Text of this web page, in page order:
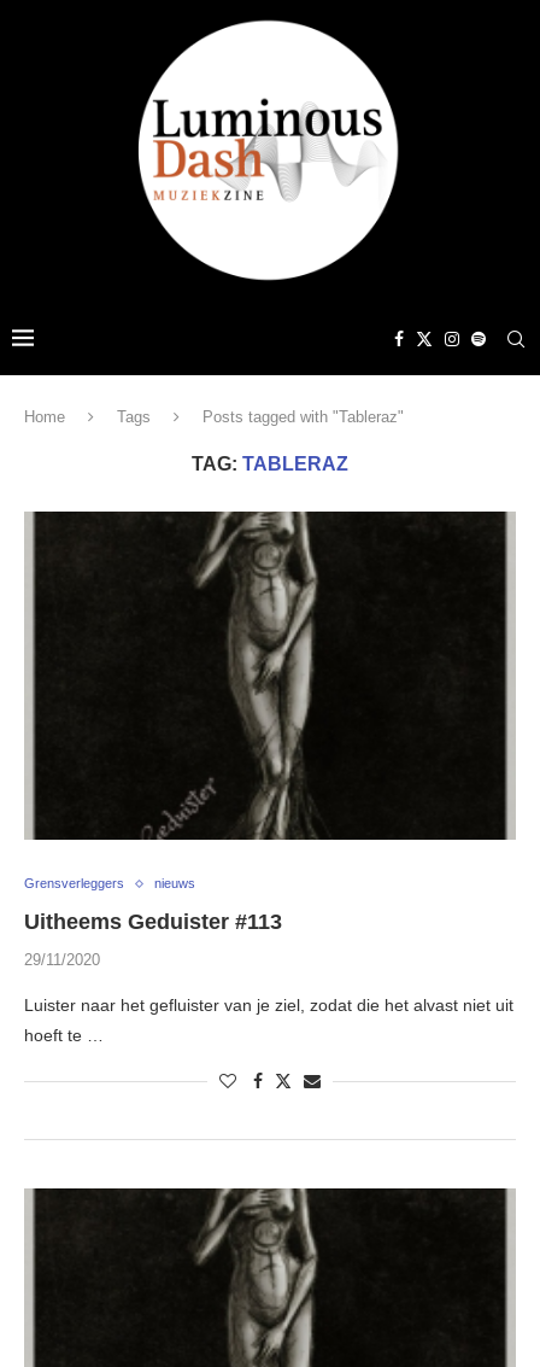
Home Tags Posts tagged with "Tableraz"
TAG: TABLERAZ
Grensverleggers nieuws
Uitheems Geduister #113
29/11/2020
Luister naar het gefluister van je ziel, zodat die het alvast niet uit
hoeft te …